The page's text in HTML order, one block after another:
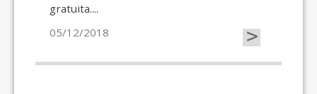
gratuita....
05/12/2018
>